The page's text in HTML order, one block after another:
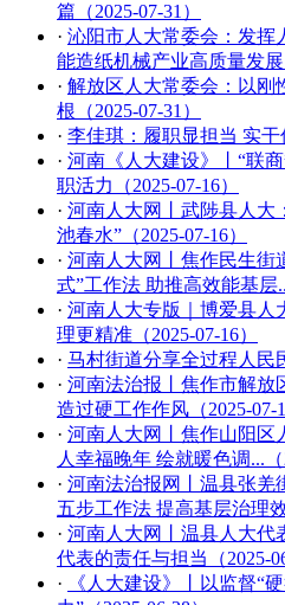
篇（2025-07-31）
· 沁阳市人大常委会：发挥
能造纸机械产业高质量发展
· 解放区人大常委会：以刚
根（2025-07-31）
· 李佳琪：履职显担当 实干
· 河南《人大建设》丨“联
职活力（2025-07-16）
· 河南人大网丨武陟县人大
池春水”（2025-07-16）
· 河南人大网丨焦作民生街
式”工作法 助推高效能基层
· 河南人大专版｜博爱县人
理更精准（2025-07-16）
· 马村街道分享全过程人民
· 河南法治报丨焦作市解放
造过硬工作作风（2025-07-
· 河南人大网丨焦作山阳区
人幸福晚年 绘就暖色调...（
· 河南法治报网丨温县张羌
五步工作法 提高基层治理效
· 河南人大网丨温县人大代
代表的责任与担当（2025-
·
《人大建设》丨以监督“